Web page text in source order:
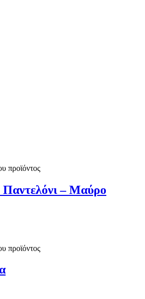
προϊόντος
Παντελόνι – Μαύρο
προϊόντος